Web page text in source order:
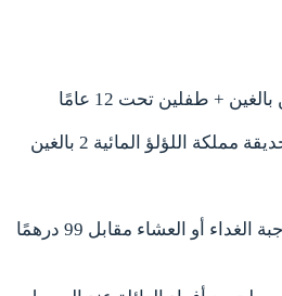
+ طفلين تحت 12 عامًا
مملكة اللؤلؤ المائية 2 بالغين
ترقية لإضافة وجبة الغداء أو العشاء مقابل 99 درهمًا